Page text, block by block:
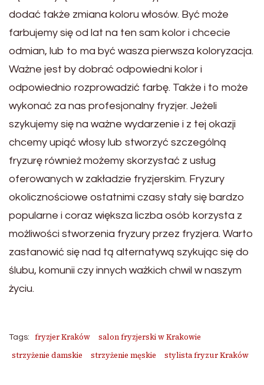
dodać także zmiana koloru włosów. Być może
farbujemy się od lat na ten sam kolor i chcecie
odmian, lub to ma być wasza pierwsza koloryzacja.
Ważne jest by dobrać odpowiedni kolor i
odpowiednio rozprowadzić farbę. Także i to może
wykonać za nas profesjonalny fryzjer. Jeżeli
szykujemy się na ważne wydarzenie i z tej okazji
chcemy upiąć włosy lub stworzyć szczególną
fryzurę również możemy skorzystać z usług
oferowanych w zakładzie fryzjerskim. Fryzury
okolicznościowe ostatnimi czasy stały się bardzo
popularne i coraz większa liczba osób korzysta z
możliwości stworzenia fryzury przez fryzjera. Warto
zastanowić się nad tą alternatywą szykując się do
ślubu, komunii czy innych ważkich chwil w naszym
życiu.
Tags: fryzjer Kraków
salon fryzjerski w Krakowie
strzyżenie damskie
strzyżenie męskie stylista fryzur Kraków